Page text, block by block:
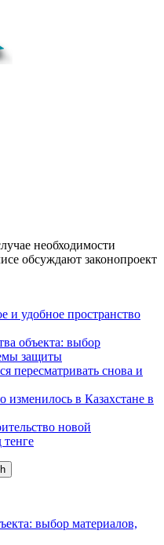
необходимости
обсуждают законопроект
и удобное пространство
объекта: выбор
защиты
пересматривать снова и
изменилось в Казахстане в
новой
тенге
выбор материалов,